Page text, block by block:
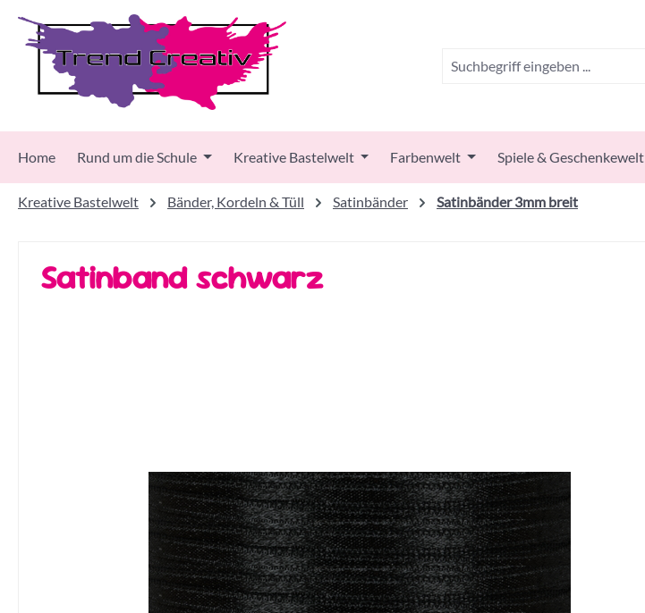
Hauptinhalt springen
Zur Suche springen
Zur Hauptnavigation springen
Home Rund um die Schule Kreative Bastelwelt Farbenwelt Spiele & Geschenkewelt
Kreative Bastelwelt Bänder, Kordeln & Tüll Satinbänder Satinbänder 3mm breit
Satinband schwarz